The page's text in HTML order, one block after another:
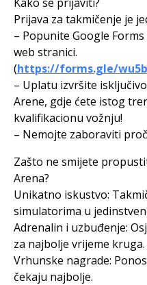
Prijava za takmičenje je
– Popunite Google
web stranici.
(https://forms.gle/
– Uplatu izvršite
Arene, gdje ćete istog
kvalifikacionu vožnju!
– Nemojte zaboraviti
Zašto ne smijete
Arena?
Unikatno iskustvo:
simulatorima u
Adrenalin i uzbuđenje:
za najbolje vrijeme kruga.
Vrhunske nagrade:
čekaju najbolje.